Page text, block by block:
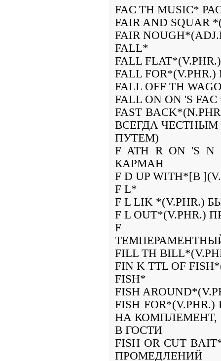
FAC TH MUSIC*
FAIR AND
FAIR
FALL*
FALL
FALL
FALL OFF TH
FALL ON ON 'S
FAST
ВСЕГДА ЧЕСТНЫМ
ПУТЕМ)
F ATH R ON 'S N
КАРМАН
F D UP WITH*[B
F L*
F L LIK *(V.PHR.)
F L
F
FILL TH
FIN K TTL OF
FISH*
FISH
FISH
НА КОМПЛЕМЕНТ,
В ГОСТИ
FISH OR CUT
ПРОМЕДЛЕНИЙ